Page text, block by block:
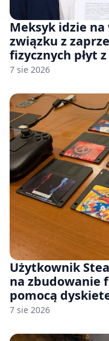
Meksyk idzie na
związku z
fizycznych płyt
7 sie 2026
Użytkownik
na zbudowanie
pomocą
7 sie 2026